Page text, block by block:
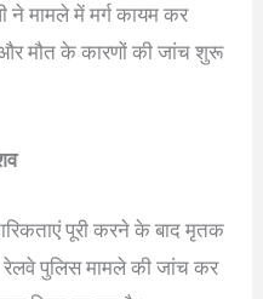
ने मामले में मर्ग कायम कर
और मौत के कारणों की जांच शुरू
पूरी करने के बाद मृतक
रेलवे पुलिस मामले की जांच कर